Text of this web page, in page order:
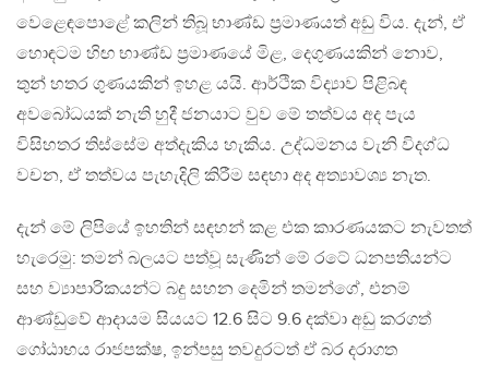
වෙළෙඳපොළේ කලින් තිබූ භාණ්ඩ ප්‍රමාණයත් අඩු විය. දැන්, ඒ
හොඳටම හිඟ භාණ්ඩ ප්‍රමාණයේ මිළ, දෙගුණයකින් නොව,
තුන් හතර ගුණයකින් ඉහළ යයි. ආර්ථික විද්‍යාව පිළිබඳ
අවබෝධයක් නැති හුදී ජනයාට වුව මේ තත්වය අද පැය
විසිහතර තිස්සේම අත්දැකිය හැකිය. උද්ධමනය වැනි විදග්ධ
වචන, ඒ තත්වය පැහැදිලි කිරීම සඳහා අද අත්‍යාවශ්‍ය නැත.
දැන් මේ ලිපියේ ඉහතින් සඳහන් කළ එක කාරණයකට නැවතත්
හැරෙමු: තමන් බලයට පත්වූ සැණින් මේ රටේ ධනපතියන්ට
සහ ව්‍යාපාරිකයන්ට බදු සහන දෙමින් තමන්ගේ, එනම්
ආණ්ඩුවේ ආදායම සියයට 12.6 සිට 9.6 දක්වා අඩු කරගත්
ගෝඨාභය රාජපක්ෂ, ඉන්පසු තවදුරටත් ඒ බර දරාගත